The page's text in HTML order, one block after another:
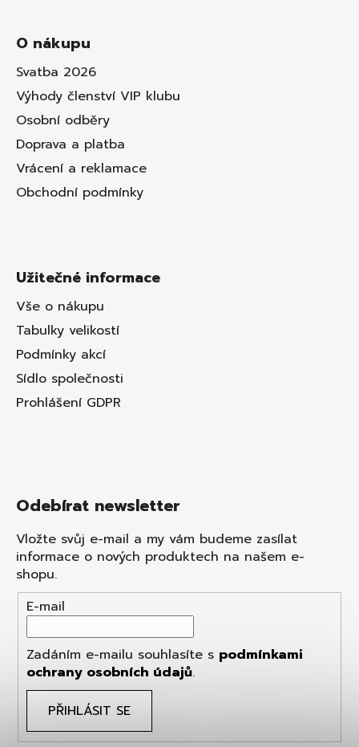
O nákupu
Svatba 2026
Výhody členství VIP klubu
Osobní odběry
Doprava a platba
Vrácení a reklamace
Obchodní podmínky
Užitečné informace
Vše o nákupu
Tabulky velikostí
Podmínky akcí
Sídlo společnosti
Prohlášení GDPR
Odebírat newsletter
Vložte svůj e-mail a my vám budeme zasílat
informace o nových produktech na našem e-
shopu.
E-mail
Zadáním e-mailu souhlasíte s podmínkami
ochrany osobních údajů.
PŘIHLÁSIT SE